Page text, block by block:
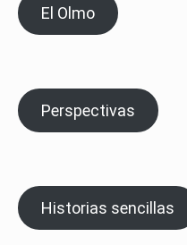
El Olmo
Perspectivas
Historias sencillas